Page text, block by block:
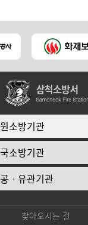
소방기관
소방기관
ㆍ유관기관
찾아오시는 길